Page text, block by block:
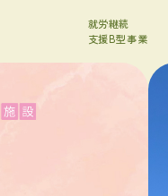
就労継続
支援B型事業